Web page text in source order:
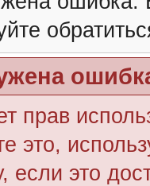
прав
это,
если это